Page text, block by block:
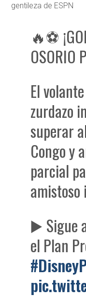
gentileza de ESPN
🔥⚽
OSORIO
El
zurdazo
superar
Congo y
parcial
▶️ Sigue
el Plan